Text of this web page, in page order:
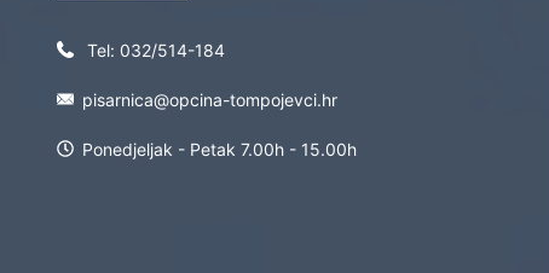
Tel: 032/514-184
pisarnica@opcina-tompojevci.hr
Ponedjeljak - Petak 7.00h - 15.00h